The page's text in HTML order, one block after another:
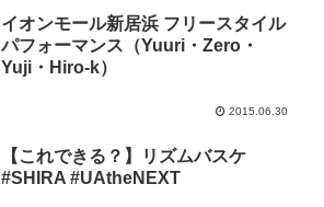
イオンモール新居浜 フリースタイル
パフォーマンス（Yuuri・Zero・
Yuji・Hiro-k）
2015.06.30
【これできる？】リズムバスケ
#SHIRA #UAtheNEXT